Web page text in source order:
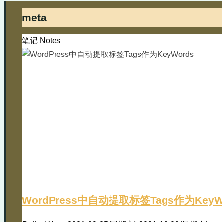
meta
笔记 Notes
WordPress中自动提取标签Tags作为